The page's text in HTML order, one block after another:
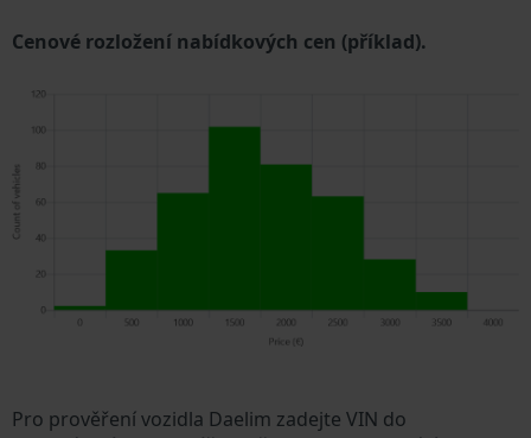
Cenové rozložení nabídkových cen (příklad).
Pro prověření vozidla Daelim zadejte VIN do